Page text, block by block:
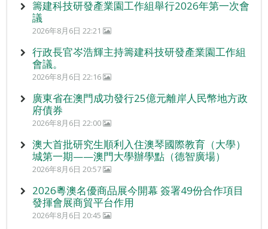
籌建科技研發產業園工作組舉行2026年第一次會
議
2026年8月6日 22:21
行政長官岑浩輝主持籌建科技研發產業園工作組
會議。
2026年8月6日 22:16
廣東省在澳門成功發行25億元離岸人民幣地方政
府債券
2026年8月6日 22:00
澳大首批研究生順利入住澳琴國際教育（大學）
城第一期——澳門大學辦學點（德智廣場）
2026年8月6日 20:57
2026粵澳名優商品展今開幕 簽署49份合作項目
發揮會展商貿平台作用
2026年8月6日 20:45